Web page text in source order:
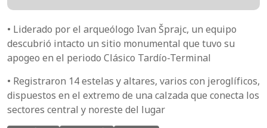
• Liderado por el arqueólogo Ivan Šprajc, un equipo
descubrió intacto un sitio monumental que tuvo su
apogeo en el periodo Clásico Tardío-Terminal
• Registraron 14 estelas y altares, varios con jeroglíficos,
dispuestos en el extremo de una calzada que conecta los
sectores central y noreste del lugar